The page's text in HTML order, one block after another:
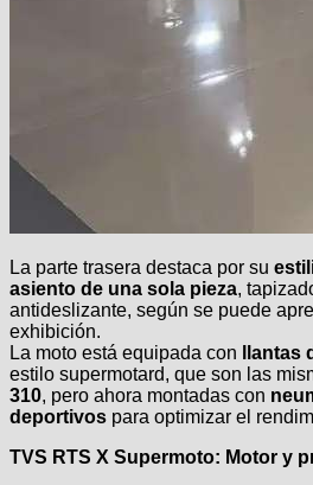
La parte trasera destaca por su
asiento de una sola pieza,
antideslizante, según se puede
exhibición.
La moto está equipada con
llantas
estilo supermotard, que son las
310, pero ahora montadas con
deportivos para optimizar el
TVS RTS X Supermoto: Motor y